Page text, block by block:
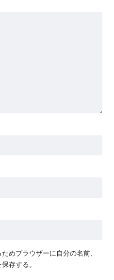
めブラウザーに自分の名前、
存する。